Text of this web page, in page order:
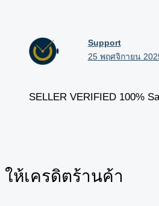
Support
25 พฤศจิกายน
SELLER VERIFIED 100%
ให้เครดิตร้านค้า